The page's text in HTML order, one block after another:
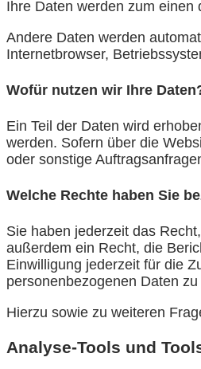
Ihre Daten werden zum
Andere Daten werden
Internetbrowser,
Wofür nutzen wir Ihre
Ein Teil der Daten wird
werden. Sofern über die
oder sonstige
Welche Rechte haben Sie
Sie haben jederzeit das
außerdem ein Recht, die
Einwilligung jederzeit für die
personenbezogenen Daten
Hierzu sowie zu weiteren
Analyse-Tools und